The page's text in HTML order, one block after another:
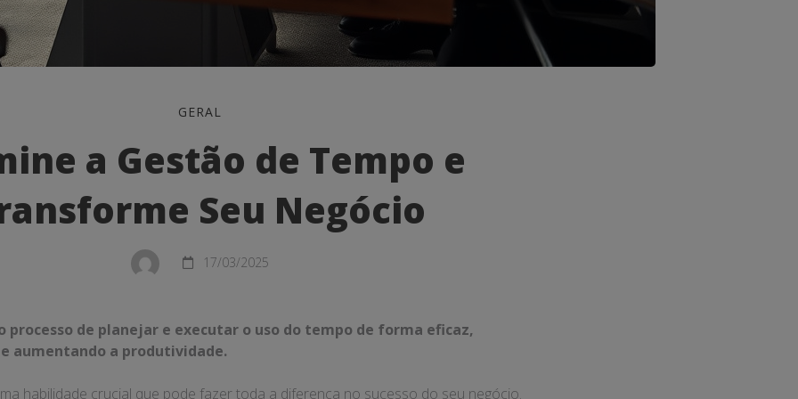
GERAL
a Gestão de Tempo e
Seu Negócio
17/03/2025
processo de planejar e executar o uso do tempo de forma eficaz,
aumentando a produtividade.
habilidade crucial que pode fazer toda a diferença no sucesso do seu negócio.